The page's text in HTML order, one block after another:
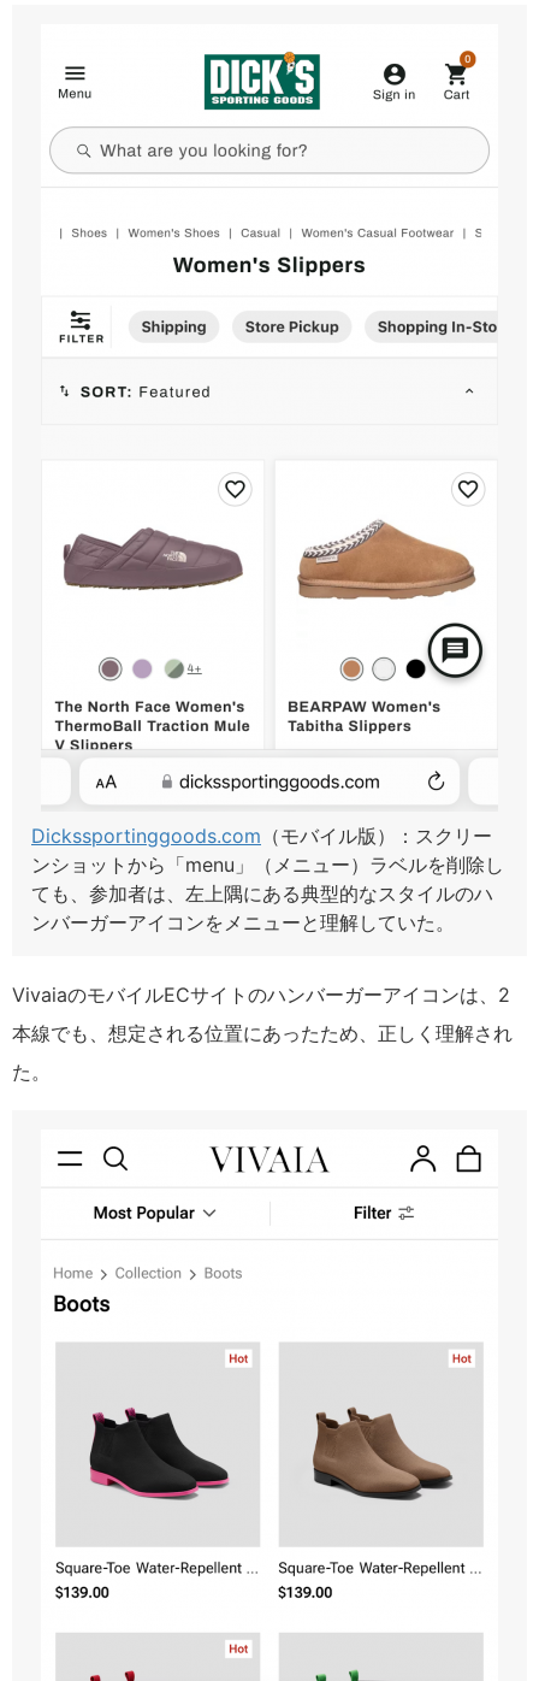
Dickssportinggoods.com （モバイル版）：スクリー
ンショットから「menu」（メニュー）ラベルを削除し
ても、参加者は、左上隅にある典型的なスタイルのハ
ンバーガーアイコンをメニューと理解していた。
VivaiaのモバイルECサイトのハンバーガーアイコンは、2
本線でも、想定される位置にあったため、正しく理解され
た。